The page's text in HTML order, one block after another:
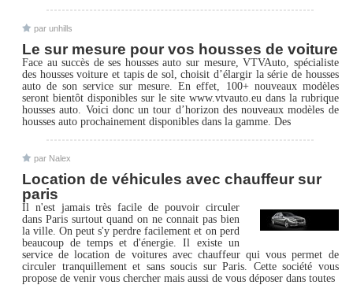
par unhills
Le sur mesure pour vos housses de voiture
Face au succès de ses housses auto sur mesure, VTVAuto, spécialiste
des housses voiture et tapis de sol, choisit d’élargir la série de housses
auto de son service sur mesure. En effet, 100+ nouveaux modèles
seront bientôt disponibles sur le site www.vtvauto.eu dans la rubrique
housses auto. Voici donc un tour d’horizon des nouveaux modèles de
housses auto prochainement disponibles dans la gamme. Des
par Nalex
Location de véhicules avec chauffeur sur
paris
Il n'est jamais très facile de pouvoir circuler
dans Paris surtout quand on ne connait pas bien
la ville. On peut s'y perdre facilement et on perd
beaucoup de temps et d'énergie. Il existe un
service de location de voitures avec chauffeur qui vous permet de
circuler tranquillement et sans soucis sur Paris. Cette société vous
propose de venir vous chercher mais aussi de vous déposer dans toutes